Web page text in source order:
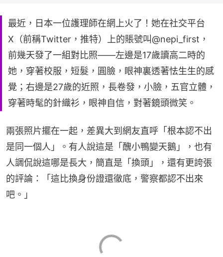
最近，日本一位護理師在網上火了！她在社交平台
X（前稱Twitter，推特）上的賬號叫@nepi_first，
前幾天發了一組對比照——左邊是17歲讀高二時的
她，穿著校服，短髮，圓臉，眼神裏透著怯生生的感
覺；右邊是27歲的近照，長卷發，小臉，五官立體，
穿著時髦的針織衫，眼神自信，對著鏡頭微笑。
兩張照片擺在一起，差異大到網友直呼「根本認不出
是同一個人」。有人說這是「醜小鴨變天鵝」，也有
人調侃說這哪是長大，簡直是「換頭」，還有更誇張
的評論：「這比換身份證還徹底，警察都認不出來
吧。」